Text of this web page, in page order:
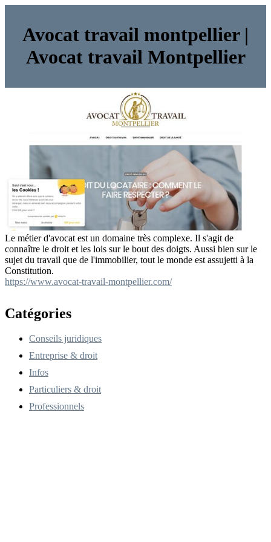
Avocat travail montpellier |
Avocat travail Montpellier
Le métier d'avocat est un domaine très complexe. Il s'agit de
connaître le droit et les lois sur le bout des doigts. Aussi bien sur le
sujet du travail que de l'immobilier, tout le monde est assujetti à la
Constitution.
https://www.avocat-travail-montpellier.com/
Catégories
Conseils juridiques
Entreprise & droit
Infos
Particuliers & droit
Professionnels